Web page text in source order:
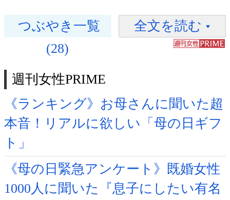
つぶやき一覧
(28)
全文を読む
週刊女性PRIME
《ランキング》お母さんに聞いた超
本音！リアルに欲しい「母の日ギフ
ト」
《母の日緊急アンケート》既婚女性
1000人に聞いた『息子にしたい有名